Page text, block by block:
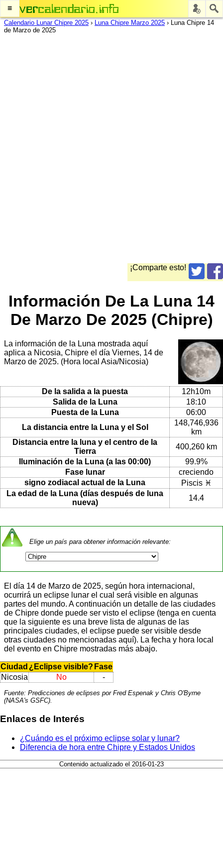
≡
Calendario Lunar Chipre 2025 › Luna Chipre Marzo 2025 › Luna Chipre 14
de Marzo de 2025
¡Comparte esto!
Información De La Luna 14
De Marzo De 2025 (Chipre)
La información de la Luna mostrada aquí
aplica a Nicosia, Chipre el día Viernes, 14 de
Marzo de 2025. (Hora local Asia/Nicosia)
De la salida a la puesta
12h10m
Salida de la Luna
18:10
Puesta de la Luna
06:00
La distancia entre la Luna y el Sol
148,746,936
km
Distancia entre la luna y el centro de la
Tierra
400,260 km
Iluminación de la Luna (a las 00:00)
99.9%
Fase lunar
creciendo
signo zodiacal actual de la Luna
Piscis ♓
La edad de la Luna (días después de luna
nueva)
14.4
Elige un país para obtener información relevante:
El día 14 de Marzo de 2025, según hora internacional,
ocurrirá un eclipse lunar el cual será visible en algunas
partes del mundo. A continuación un detalle de las ciudades
de Chipre donde puede ser visto el eclipse (tenga en cuenta
que la siguiente es una breve lista de algunas de las
principales ciudades, el eclipse puede ser visible desde
otras ciudades no mencionadas aquí). La fecha y hora local
del evento en Chipre mostradas más abajo.
Ciudad ¿Eclipse visible? Fase
Nicosia
No -
Fuente: Predicciones de eclipses por Fred Espenak y Chris O'Byrne
(NASA's GSFC).
Enlaces de Interés
¿Cuándo es el próximo eclipse solar y lunar?
Diferencia de hora entre Chipre y Estados Unidos
Contenido actualizado el 2016-01-23